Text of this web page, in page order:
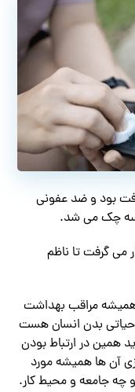
بود و ضد عفونی
چک می شد.
می گرفت تا ناظم
مراقب بهداشت
بدن انسان هست
همین در ارتباط بودن
آن ها همیشه مورد
و چه جامعه و محیط کار.